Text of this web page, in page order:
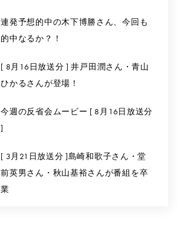
連発予想的中の木下博勝さん、今回も
的中なるか？！
[ 8月16日放送分 ] 井戸田潤さん・青山
ひかるさんが登場！
今週の反省会ムービー [ 8月16日放送分
]
[ 3月21日放送分 ]島崎和歌子さん・堂
前英男さん・秋山基裕さんが番組を卒
業